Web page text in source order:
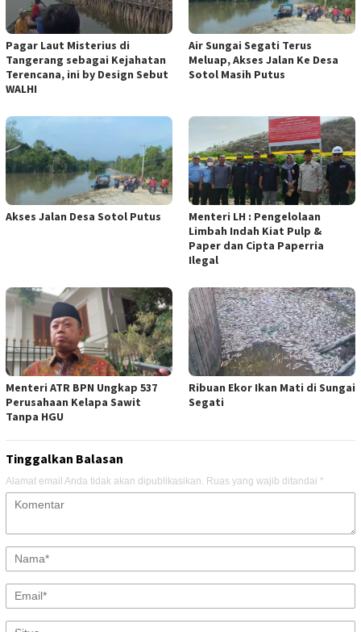
Pagar Laut Misterius di
Tangerang sebagai Kejahatan
Terencana, ini by Design Sebut
WALHI
Air Sungai Segati Terus
Meluap, Akses Jalan Ke Desa
Sotol Masih Putus
Akses Jalan Desa Sotol Putus
Menteri LH : Pengelolaan
Limbah Indah Kiat Pulp &
Paper dan Cipta Paperria
Ilegal
Menteri ATR BPN Ungkap 537
Perusahaan Kelapa Sawit
Tanpa HGU
Ribuan Ekor Ikan Mati di Sungai
Segati
Tinggalkan Balasan
Alamat email Anda tidak akan dipublikasikan. Ruas yang wajib ditandai *